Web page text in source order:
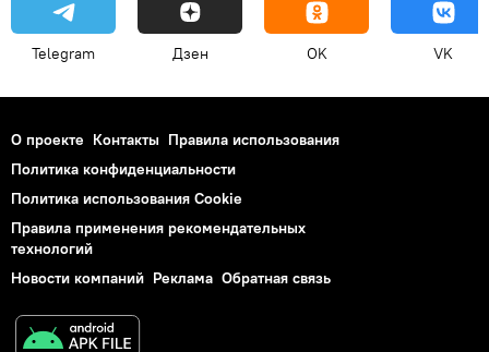
Telegram Дзен OK VK
О проекте Контакты Правила использования
Политика конфиденциальности
Политика использования Cookie
Правила применения рекомендательных
технологий
Новости компаний Реклама Обратная связь